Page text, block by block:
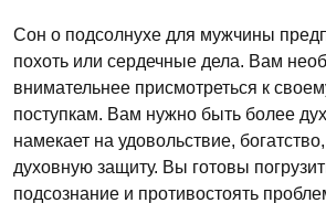
Сон о подсолнухе для мужчины
похоть или сердечные дела. Вам
внимательнее присмотреться к
поступкам. Вам нужно быть более
намекает на удовольствие,
духовную защиту. Вы готовы
подсознание и противостоять